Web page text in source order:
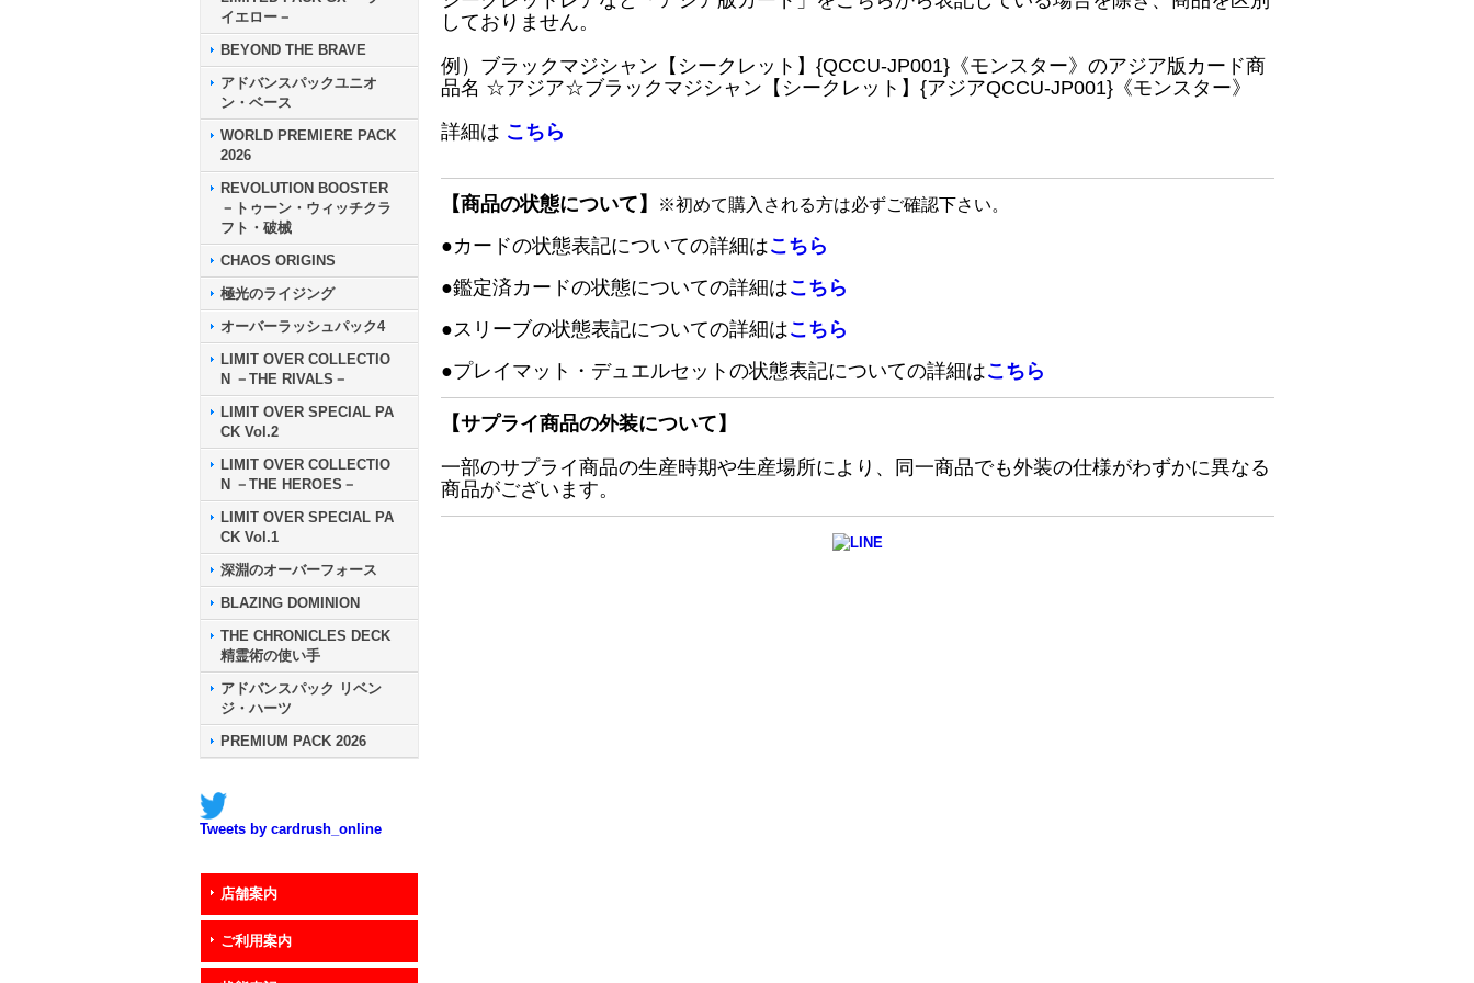
イエロー－
BEYOND THE BRAVE
アドバンスパックユニオ
ン・ベース
WORLD PREMIERE PACK
2026
REVOLUTION BOOSTER
－トゥーン・ウィッチクラ
フト・破械
CHAOS ORIGINS
極光のライジング
オーバーラッシュパック4
LIMIT OVER COLLECTIO
N －THE RIVALS－
LIMIT OVER SPECIAL PA
CK Vol.2
LIMIT OVER COLLECTIO
N －THE HEROES－
LIMIT OVER SPECIAL PA
CK Vol.1
深淵のオーバーフォース
BLAZING DOMINION
THE CHRONICLES DECK
精霊術の使い手
アドバンスパック リベン
ジ・ハーツ
PREMIUM PACK 2026
Tweets by cardrush_online
店舗案内
ご利用案内
しておりません。
例）ブラックマジシャン【シークレット】{QCCU-JP001}《モンスター》のアジア版カード商
品名 ☆アジア☆ブラックマジシャン【シークレット】{アジアQCCU-JP001}《モンスター》
詳細は こちら
【商品の状態について】 ※初めて購入される方は必ずご確認下さい。
●カードの状態表記についての詳細はこちら
●鑑定済カードの状態についての詳細はこちら
●スリーブの状態表記についての詳細はこちら
●プレイマット・デュエルセットの状態表記についての詳細はこちら
【サプライ商品の外装について】
一部のサプライ商品の生産時期や生産場所により、同一商品でも外装の仕様がわずかに異なる
商品がございます。